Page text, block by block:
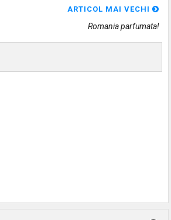
ARTICOL MAI VECHI
Romania parfumata!